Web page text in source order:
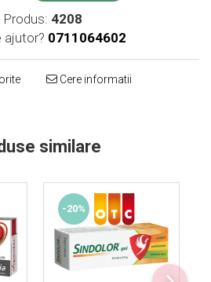
Produs: 4208
ajutor? 0711064602
Cere informatii
similare
-20%